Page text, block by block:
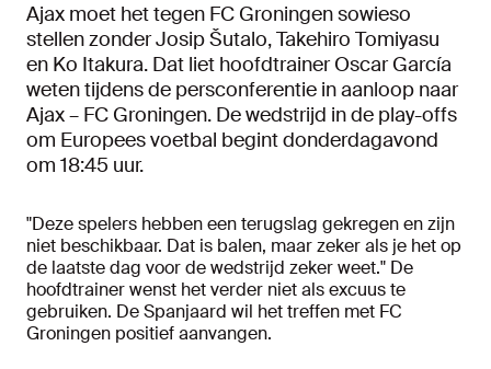
Ajax moet het tegen FC Groningen sowieso
stellen zonder Josip Šutalo, Takehiro Tomiyasu
en Ko Itakura. Dat liet hoofdtrainer Oscar García
weten tijdens de persconferentie in aanloop naar
Ajax – FC Groningen. De wedstrijd in de play-offs
om Europees voetbal begint donderdagavond
om 18:45 uur.
"Deze spelers hebben een terugslag gekregen en zijn
niet beschikbaar. Dat is balen, maar zeker als je het op
de laatste dag voor de wedstrijd zeker weet." De
hoofdtrainer wenst het verder niet als excuus te
gebruiken. De Spanjaard wil het treffen met FC
Groningen positief aanvangen.